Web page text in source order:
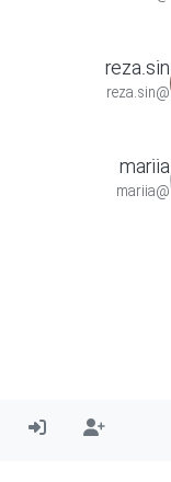
reza.sin
@reza.sin
mariia
@mariia